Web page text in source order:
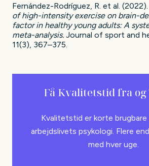
Fernández-Rodríguez, R. et al. (2022).
of high-intensity exercise on brain-
factor in healthy young adults: A
meta-analysis. Journal of sport and
11(3), 367–375.
Få Kvalitetstid fra
Kvalitetstid er korte brugbare
arbejdslivets psykologi. Flere
med hver uge.